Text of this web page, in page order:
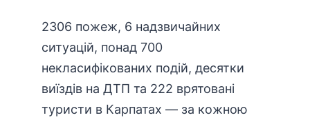
2306 пожеж, 6 надзвичайних
ситуацій, понад 700
некласифікованих подій, десятки
виїздів на ДТП та 222 врятовані
туристи в Карпатах — за кожною